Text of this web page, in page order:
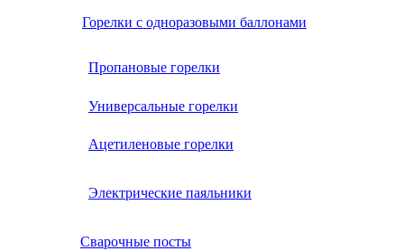
Горелки с одноразовыми баллонами
Пропановые горелки
Универсальные горелки
Ацетиленовые горелки
Электрические паяльники
Сварочные посты